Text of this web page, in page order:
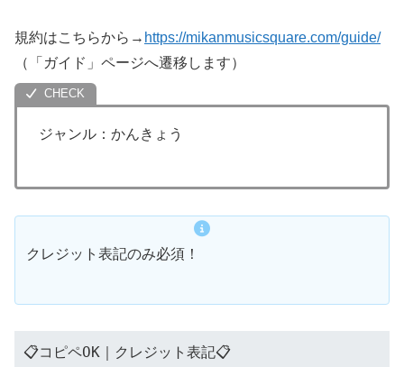
規約はこちらから→ https://mikanmusicsquare.com/guide/
（「ガイド」ページへ遷移します）
ジャンル：かんきょう
クレジット表記のみ必須！
📋コピペOK｜クレジット表記📋